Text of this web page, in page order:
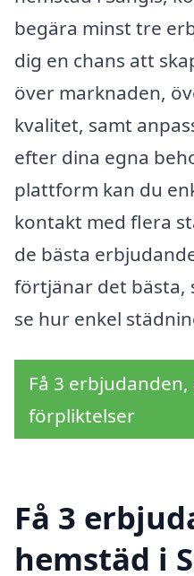
begära minst tre
dig en chans att
över marknaden,
kvalitet, samt
efter dina egna
plattform kan du
kontakt med flera
de bästa
förtjänar det bästa,
se hur enkel
Få 3
förpliktelser
Få 3
hemstäd i